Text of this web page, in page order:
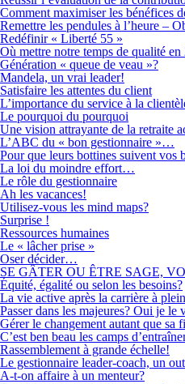
Comment maximiser les bénéfices
Remettre les pendules à l’heure –
Redéfinir « Liberté 55 »
Où mettre notre temps de qualité en
Génération « queue de veau »?
Mandela, un vrai leader!
Satisfaire les attentes du client
L’importance du service à la
Le pourquoi du pourquoi
Une vision attrayante de la retraite
L’ABC du « bon gestionnaire »…
Pour que leurs bottines suivent vos
La loi du moindre effort…
Le rôle du gestionnaire
Ah les vacances!
Utilisez-vous les mind maps?
Surprise !
Ressources humaines
Le « lâcher prise »
Oser décider…
SE GÂTER OU ÊTRE SAGE,
Équité, égalité ou selon les besoins?
La vie active après la carrière à
Passer dans les majeures? Oui je le
Gérer le changement autant que sa
C’est ben beau les camps
Rassemblement à grande échelle!
Le gestionnaire leader-coach, un
A-t-on affaire à un menteur?